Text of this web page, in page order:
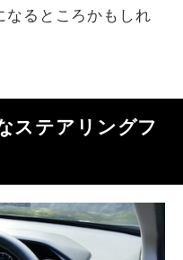
なるところかもしれ
ステアリングフ